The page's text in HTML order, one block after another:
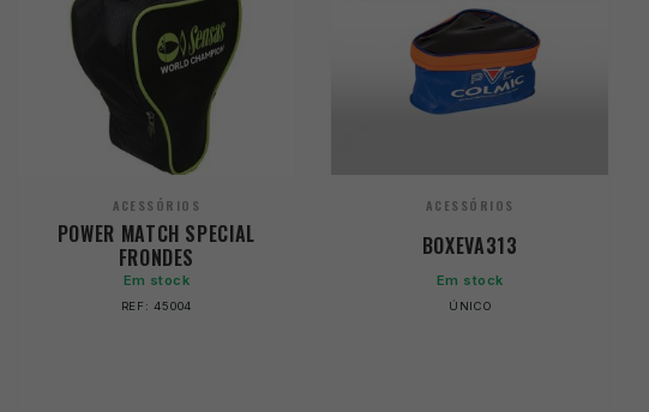
ACESSÓRIOS
POWER MATCH SPECIAL
FRONDES
Em stock
REF: 45004
ACESSÓRIOS
BOXEVA313
Em stock
ÚNICO